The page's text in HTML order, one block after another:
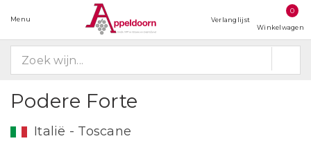
Menu Verlanglijst
0
Winkelwagen
Podere Forte
Italië - Toscane